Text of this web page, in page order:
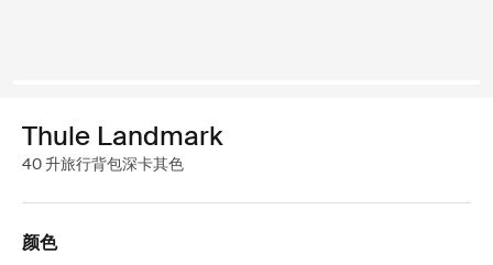
Thule Landmark
40 升旅行背包深卡其色
颜色